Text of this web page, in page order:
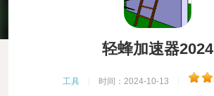
轻蜂加速器2024
工具 时间：2024-10-13